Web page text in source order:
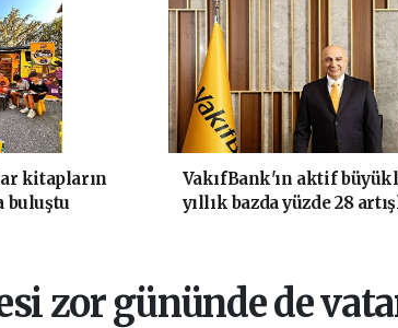
kitapların
buluştu
VakıfBank'ın aktif
yıllık bazda yüzde 28
zor gününde de